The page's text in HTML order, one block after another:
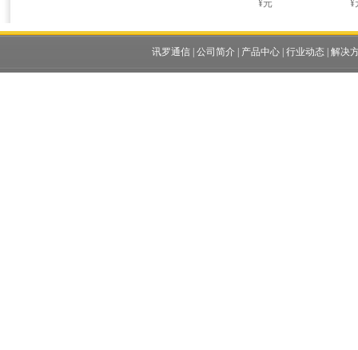
¥元 ¥
讯罗通信| 公司简介| 产品中心| 行业动态| 解决